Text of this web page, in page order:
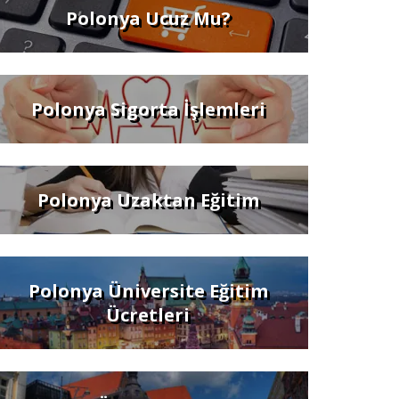
Polonya Ucuz Mu?
Polonya Sigorta İşlemleri
Polonya Uzaktan Eğitim
Polonya Üniversite Eğitim
Ücretleri